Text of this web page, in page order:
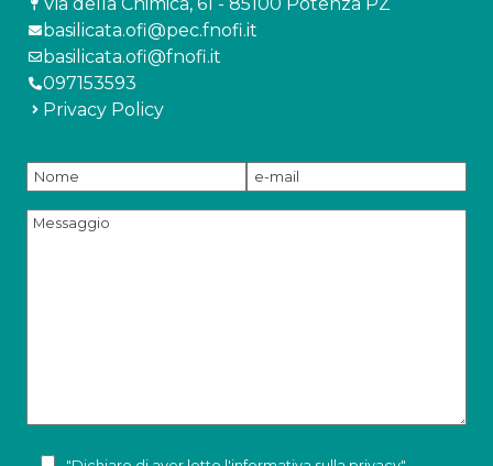
basilicata.ofi@pec.fnofi.it
basilicata.ofi@fnofi.it
097153593
Privacy Policy